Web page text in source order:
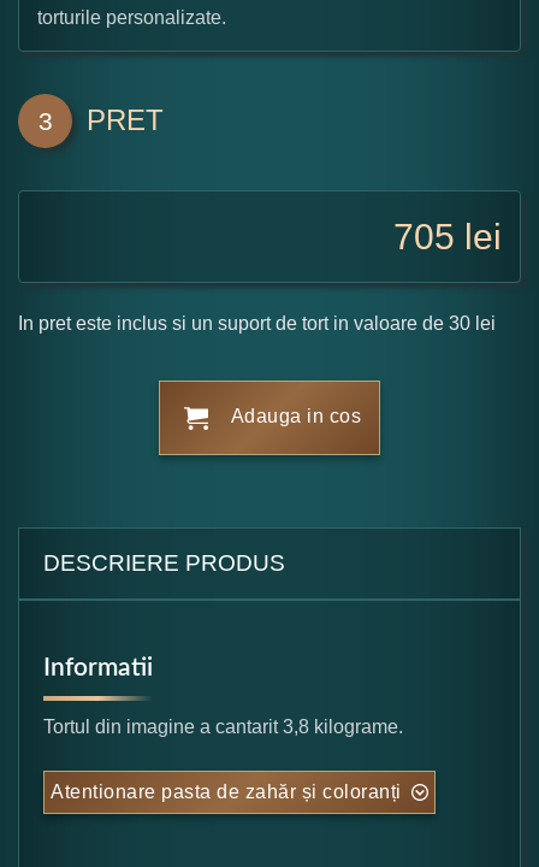
torturile personalizate.
3 PRET
705 lei
In pret este inclus si un suport de tort in valoare de 30 lei
Adauga in cos
DESCRIERE PRODUS
Informatii
Tortul din imagine a cantarit 3,8 kilograme.
Atentionare pasta de zahăr și coloranți